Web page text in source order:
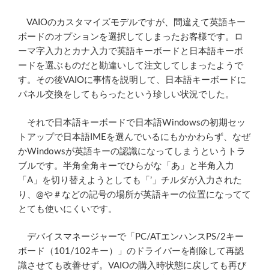
VAIOのカスタマイズモデルですが、間違えて英語キー
ボードのオプションを選択してしまったお客様です。ロ
ーマ字入力とカナ入力で英語キーボードと日本語キーボ
ードを選ぶものだと勘違いして注文してしまったようで
す。その後VAIOに事情を説明して、日本語キーボードに
パネル交換をしてもらったという珍しい状況でした。
それで日本語キーボードで日本語Windowsの初期セッ
トアップで日本語IMEを選んでいるにもかかわらず、なぜ
かWindowsが英語キーの認識になってしまうというトラ
ブルです。半角全角キーでひらがな「あ」と半角入力
「A」を切り替えようとしても「’」チルダが入力された
り、@や＃などの記号の場所が英語キーの位置になってて
とても使いにくいです。
デバイスマネージャーで「PC/ATエンハンスPS/2キー
ボード（101/102キー）」のドライバーを削除して再認
識させても改善せず。VAIOの購入時状態に戻しても再び